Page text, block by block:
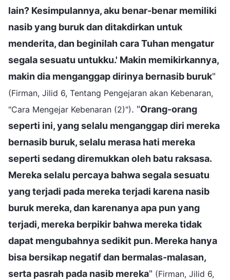
lain? Kesimpulannya, aku benar-benar memiliki
nasib yang buruk dan ditakdirkan untuk
menderita, dan beginilah cara Tuhan mengatur
segala sesuatu untukku.' Makin memikirkannya,
makin dia menganggap dirinya bernasib buruk"
(Firman, Jilid 6, Tentang Pengejaran akan Kebenaran,
"Cara Mengejar Kebenaran (2)"). "Orang-orang
seperti ini, yang selalu menganggap diri mereka
bernasib buruk, selalu merasa hati mereka
seperti sedang diremukkan oleh batu raksasa.
Mereka selalu percaya bahwa segala sesuatu
yang terjadi pada mereka terjadi karena nasib
buruk mereka, dan karenanya apa pun yang
terjadi, mereka berpikir bahwa mereka tidak
dapat mengubahnya sedikit pun. Mereka hanya
bisa bersikap negatif dan bermalas-malasan,
serta pasrah pada nasib mereka" (Firman, Jilid 6,